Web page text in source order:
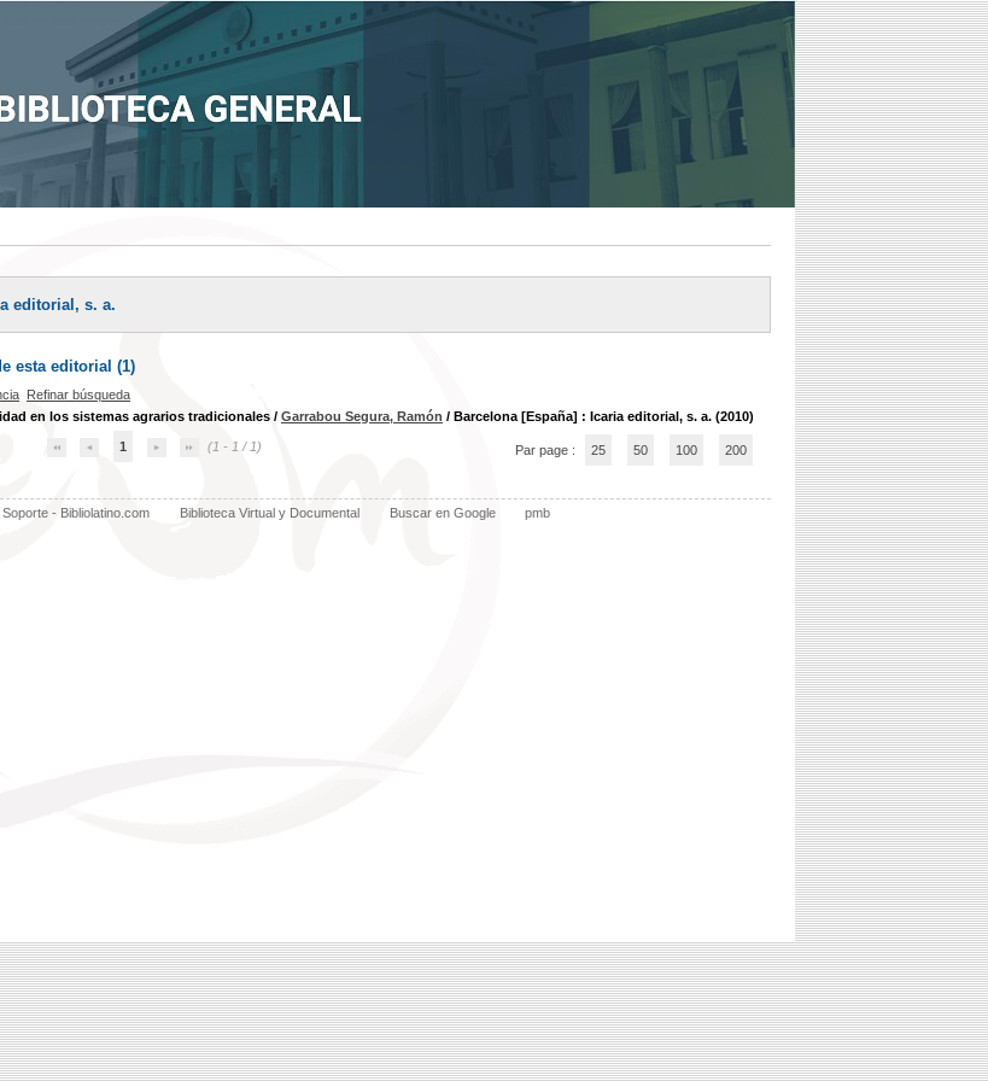
editorial, s. a.
esta editorial (1)
Refinar búsqueda
en los sistemas agrarios tradicionales / Garrabou Segura, Ramón / Barcelona [España] : Icaria editorial, s. a. (2010)
1 (1 - 1 / 1) Par page : 25 50 100 200
Soporte - Bibliolatino.com Biblioteca Virtual y Documental Buscar en Google pmb